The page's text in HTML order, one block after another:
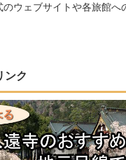
ウェブサイトや各旅館へ
ンク